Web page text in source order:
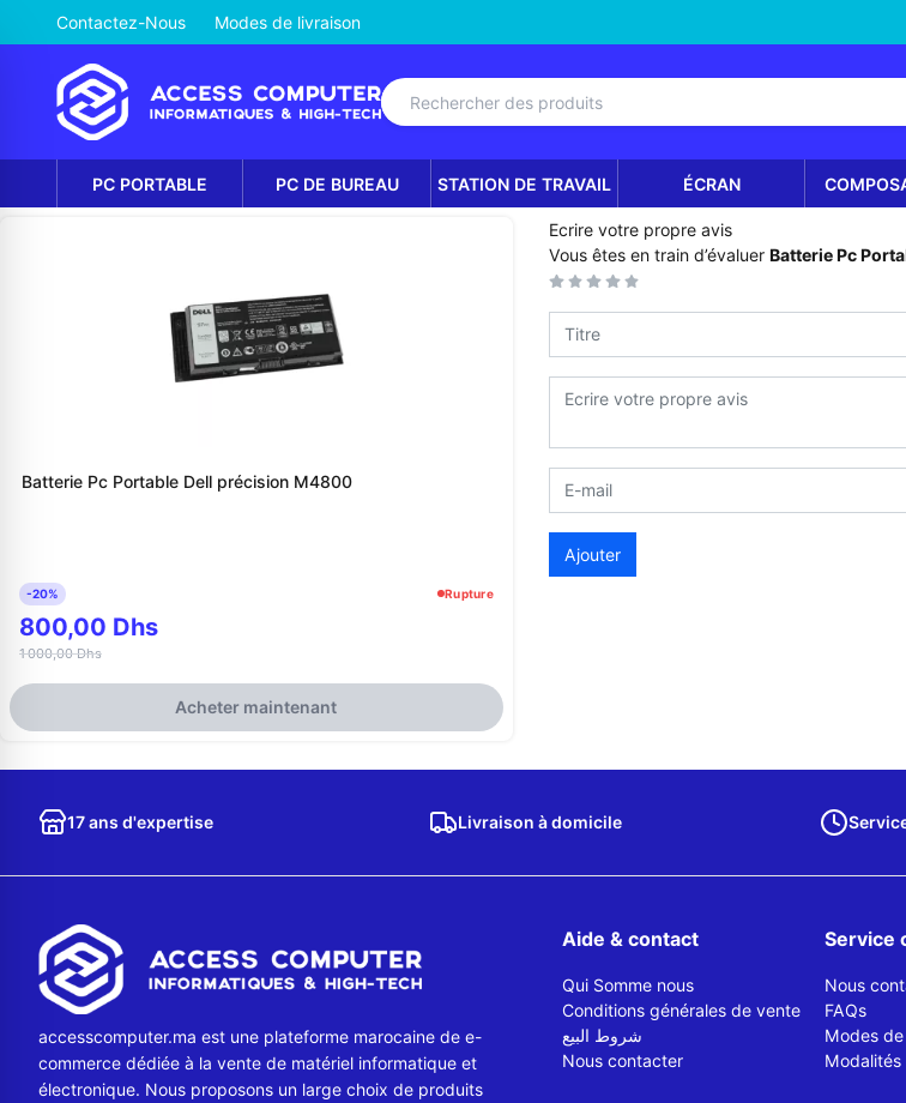
Contactez-Nous Modes de livraison
PC PORTABLE PC DE BUREAU STATION DE TRAVAIL ÉCRAN
Batterie Pc Portable Dell précision M4800
-20% Rupture
800,00 Dhs
1 000,00 Dhs
Acheter maintenant
Ecrire votre propre avis
Vous êtes en train d’évaluer Batterie Pc
Ajouter
17 ans d'expertise Livraison à domicile
accesscomputer.ma est une plateforme marocaine de e-
commerce dédiée à la vente de matériel informatique et
électronique. Nous proposons un large choix de produits
Aide & contact
Qui Somme nous
Conditions générales de vente
شروط البيع
Nous contacter
Service
Nous
FAQs
Modes